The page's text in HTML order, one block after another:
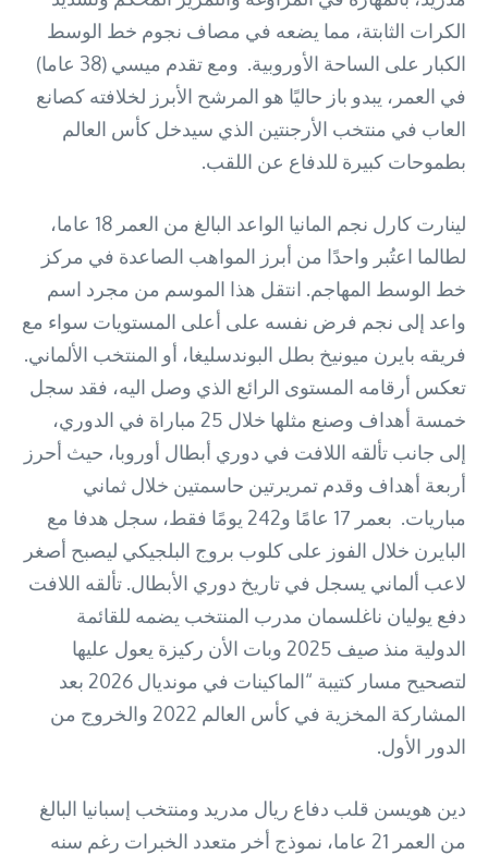
الكرات الثابتة، مما يضعه في مصاف نجوم خط الوسط
الكبار على الساحة الأوروبية. ومع تقدم ميسي (38 عاما)
في العمر، يبدو باز حاليًا هو المرشح الأبرز لخلافته كصانع
العاب في منتخب الأرجنتين الذي سيدخل كأس العالم
بطموحات كبيرة للدفاع عن اللقب.
لينارت كارل نجم المانيا الواعد البالغ من العمر 18 عاما،
لطالما اعتُبر واحدًا من أبرز المواهب الصاعدة في مركز
خط الوسط المهاجم. انتقل هذا الموسم من مجرد اسم
واعد إلى نجم فرض نفسه على أعلى المستويات سواء مع
فريقه بايرن ميونيخ بطل البوندسليغا، أو المنتخب الألماني.
تعكس أرقامه المستوى الرائع الذي وصل اليه، فقد سجل
خمسة أهداف وصنع مثلها خلال 25 مباراة في الدوري،
إلى جانب تألقه اللافت في دوري أبطال أوروبا، حيث أحرز
أربعة أهداف وقدم تمريرتين حاسمتين خلال ثماني
مباريات. بعمر 17 عامًا و242 يومًا فقط، سجل هدفا مع
البايرن خلال الفوز على كلوب بروج البلجيكي ليصبح أصغر
لاعب ألماني يسجل في تاريخ دوري الأبطال. تألقه اللافت
دفع يوليان ناغلسمان مدرب المنتخب يضمه للقائمة
الدولية منذ صيف 2025 وبات الأن ركيزة يعول عليها
لتصحيح مسار كتيبة “الماكينات في مونديال 2026 بعد
المشاركة المخزية في كأس العالم 2022 والخروج من
الدور الأول.
دين هويسن قلب دفاع ريال مدريد ومنتخب إسبانيا البالغ
من العمر 21 عاما، نموذج أخر متعدد الخبرات رغم سنه